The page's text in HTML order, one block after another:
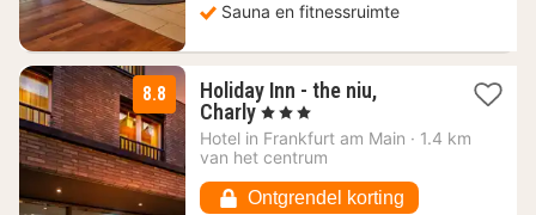
Sauna en fitnessruimte
8.8
Holiday Inn - the niu,
Charly1
nacht
vanaf
€
, 3 Sterren
Hotel in Frankfurt am Main · 1.4 km
van het centrum
Ontgrendel korting